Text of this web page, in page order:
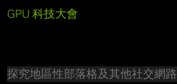
GPU 科技大會
探究地區性部落格及其他社交網路